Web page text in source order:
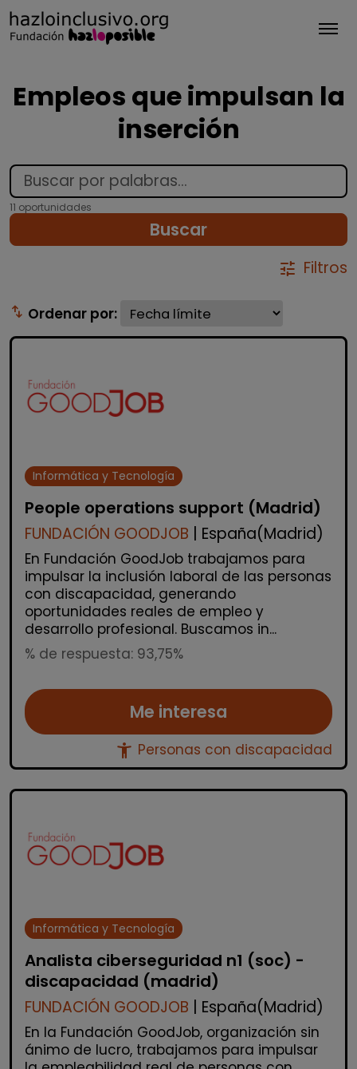
Empleos que impulsan la
inserción
11 oportunidades
Buscar
tune Filtros
swap_vert Ordenar por:
Informática y Tecnología
People operations support (Madrid)
FUNDACIÓN GOODJOB | España(Madrid)
En Fundación GoodJob trabajamos para
impulsar la inclusión laboral de las personas
con discapacidad, generando
oportunidades reales de empleo y
desarrollo profesional. Buscamos in...
% de respuesta: 93,75%
Me interesa
accessibility_new Personas con discapacidad
Informática y Tecnología
Analista ciberseguridad n1 (soc) -
discapacidad (madrid)
FUNDACIÓN GOODJOB | España(Madrid)
En la Fundación GoodJob, organización sin
ánimo de lucro, trabajamos para impulsar